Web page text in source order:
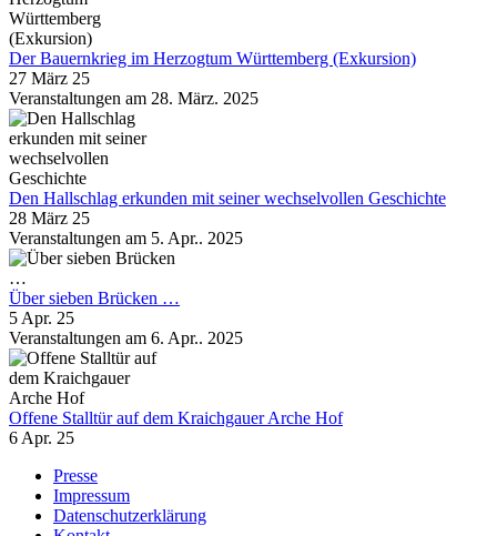
Der Bauernkrieg im Herzogtum Württemberg (Exkursion)
27 März 25
Veranstaltungen am 28. März. 2025
Den Hallschlag erkunden mit seiner wechselvollen Geschichte
28 März 25
Veranstaltungen am 5. Apr.. 2025
Über sieben Brücken …
5 Apr. 25
Veranstaltungen am 6. Apr.. 2025
Offene Stalltür auf dem Kraichgauer Arche Hof
6 Apr. 25
Presse
Impressum
Datenschutzerklärung